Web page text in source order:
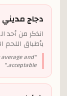
دجاج مديني
انذكر من أحد
بأطباق اللحم
"
and
acceptable.
"